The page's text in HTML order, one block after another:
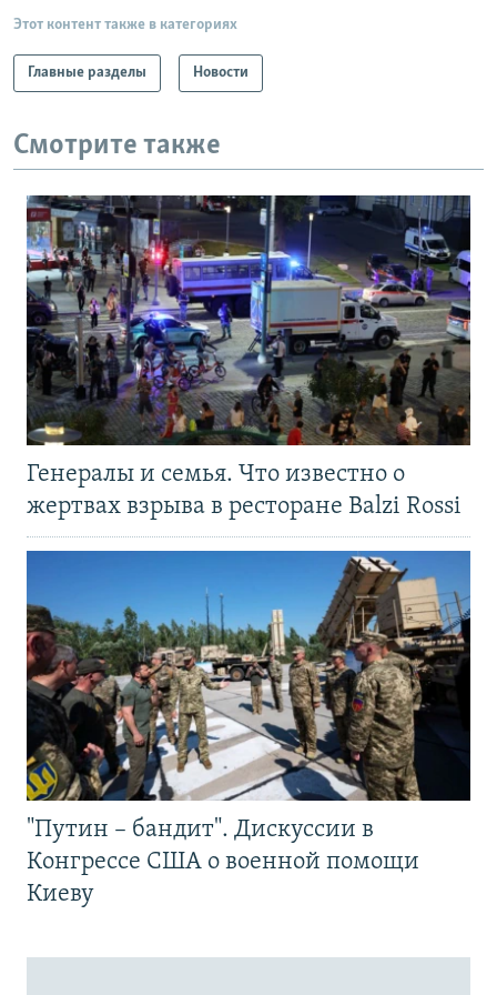
Этот контент также в категориях
Главные разделы Новости
Смотрите также
Генералы и семья. Что известно о
жертвах взрыва в ресторане Balzi Rossi
"Путин – бандит". Дискуссии в
Конгрессе США о военной помощи
Киеву